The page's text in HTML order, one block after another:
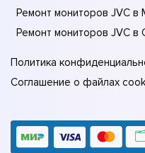
Ремонт мониторов JVC в
Ремонт мониторов JVC в
Политика
Соглашение о файлах